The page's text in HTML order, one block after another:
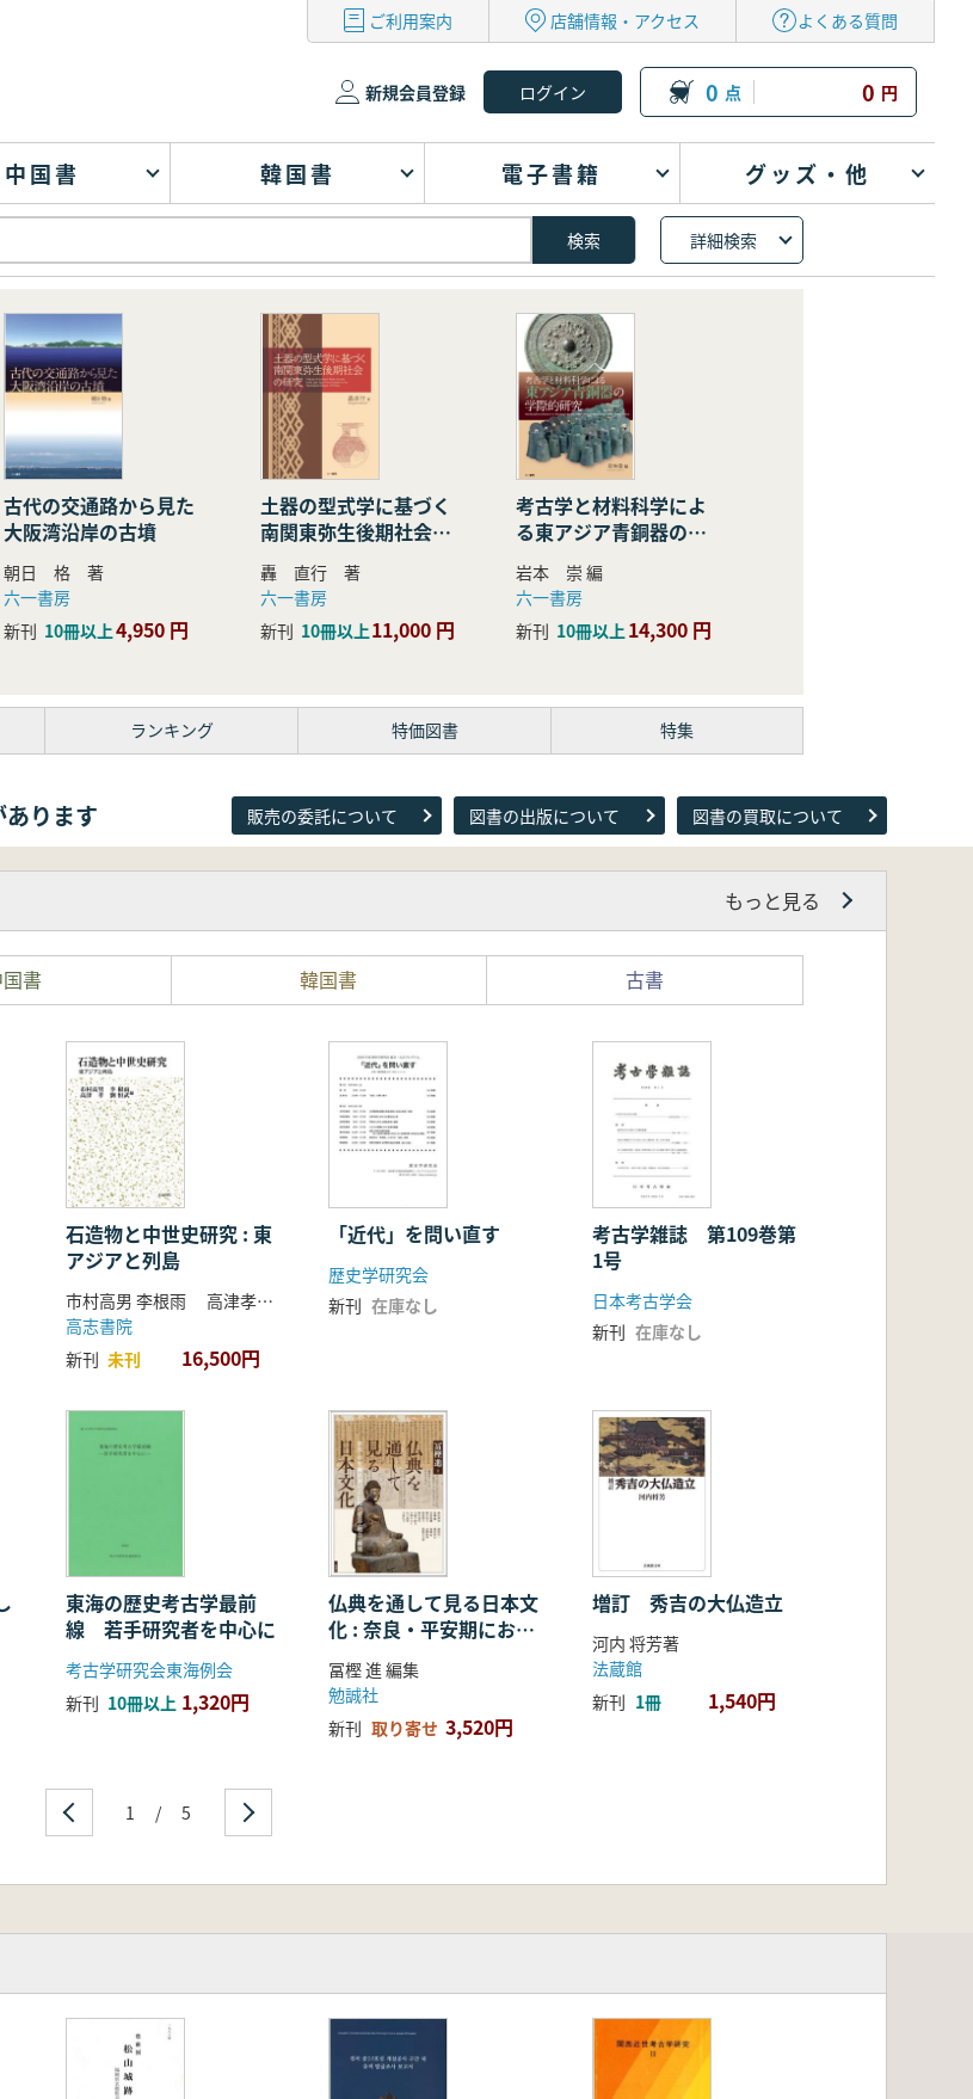
ご利用案内 店舗情報・アクセス よくある質問
新規会員登録 0 点 0 円
中国書 韓国書 電子書籍 グッズ・他
詳細検索
古代の交通路から見た
大阪湾沿岸の古墳
朝日 格 著
六一書房
新刊 10冊以上4,950 円
土器の型式学に基づく
南関東弥生後期社会の
研究
轟 直行 著
六一書房
新刊 10冊以上11,000 円
考古学と材料科学によ
る東アジア青銅器の学
際的研究
岩本 崇 編
六一書房
新刊 10冊以上14,300 円
ランキング 特価図書 特集
ります 販売の委託について 図書の出版について 図書の買取について
もっと見る
書 韓国書 古書
石造物と中世史研究 : 東
アジアと列島
市村高男 李根雨 高津孝 劉恒武 編
高志書院
新刊 未刊 16,500円
「近代」を問い直す
歴史学研究会
新刊 在庫なし
考古学雑誌 第109巻第
1号
日本考古学会
新刊 在庫なし
東海の歴史考古学最前
線 若手研究者を中心に
考古学研究会東海例会
新刊 10冊以上 1,320円
仏典を通して見る日本文
化 : 奈良・平安期におけ
る仏教の受容・融合・展
開
冨樫 進 編集
勉誠社
新刊 取り寄せ 3,520円
増訂 秀吉の大仏造立
河内 将芳著
法蔵館
新刊 1冊 1,540円
1 / 5